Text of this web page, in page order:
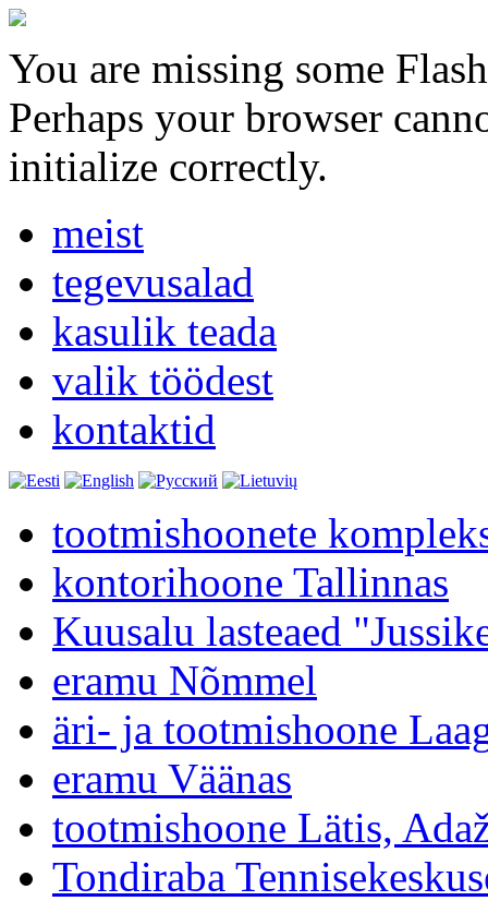
You are missing some
Perhaps your browser
initialize correctly.
meist
tegevusalad
kasulik teada
valik töödest
kontaktid
tootmishoonete
kontorihoone Tallinnas
Kuusalu lasteaed
eramu Nõmmel
äri- ja tootmishoone
eramu Väänas
tootmishoone Lätis,
Tondiraba